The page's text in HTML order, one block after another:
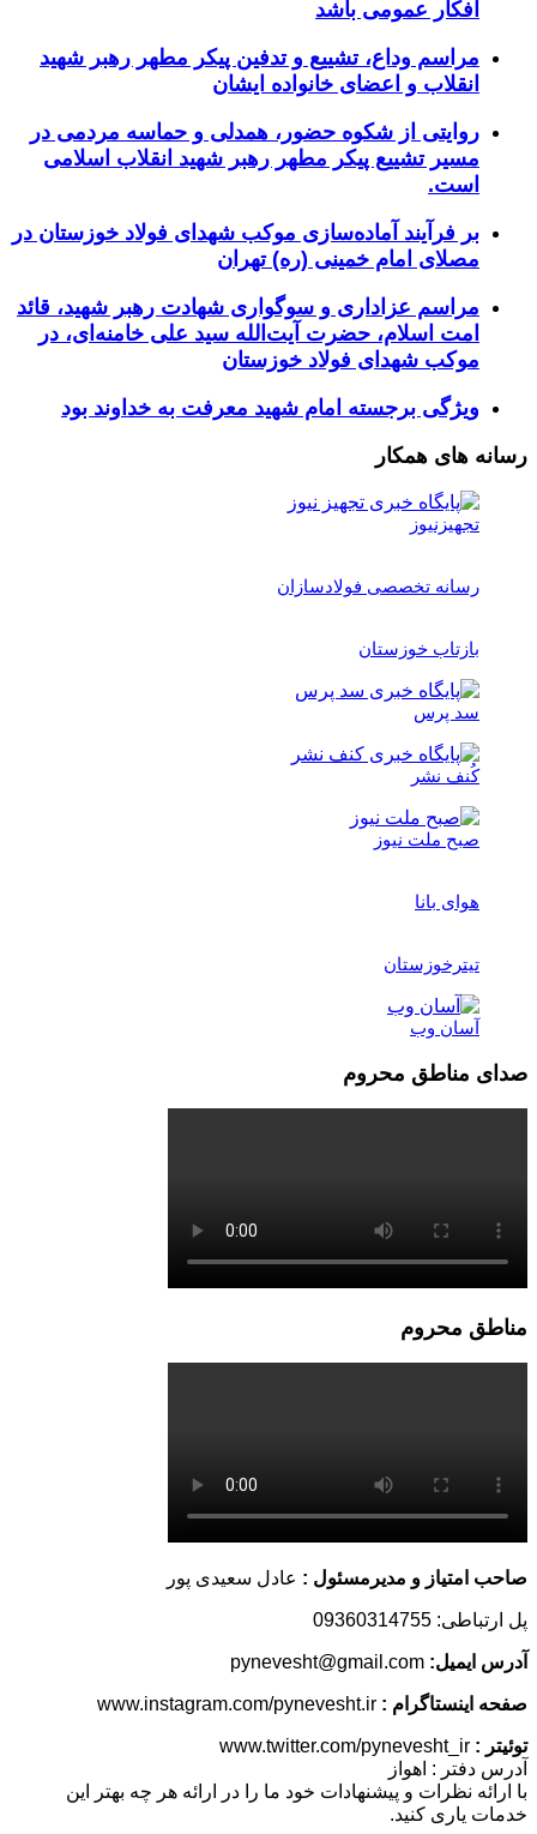
افکار عمومی باشد
مراسم وداع، تشییع و تدفین پیکر مطهر رهبر شهید
انقلاب و اعضای خانواده ایشان
روایتی از شکوه حضور، همدلی و حماسه مردمی در
مسیر تشییع پیکر مطهر رهبر شهید انقلاب اسلامی
است.
بر فرآیند آماده‌سازی موکب شهدای فولاد خوزستان در
مصلای امام خمینی (ره) تهران
مراسم عزاداری و سوگواری شهادت رهبر شهید، قائد
امت اسلام، حضرت آیت‌الله سید علی خامنه‌ای، در
موکب شهدای فولاد خوزستان
ویژگی برجسته امام شهید معرفت به خداوند بود
رسانه های همکار
تجهیزنیوز
رسانه تخصصی فولادسازان
بازتاب خوزستان
سد پرس
کُنف نشر
صبح ملت نیوز
هوای بانا
تیترخوزستان
آسان وب
صدای مناطق محروم
مناطق محروم
صاحب امتیاز و مدیرمسئول : عادل سعیدی پور
پل ارتباطی: 09360314755
آدرس ایمیل:
صفحه اینستاگرام :
توئیتر :
آدرس دفتر : اهواز
با ارائه نظرات و پیشنهادات خود ما را در ارائه هر چه بهتر این
خدمات یاری کنید.